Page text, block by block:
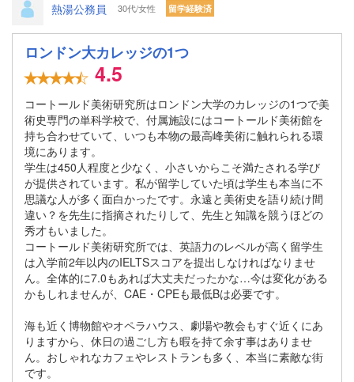
熱湯公務員 30代/女性 留学経験済
ロンドン大カレッジの1つ
4.5
コートールド美術研究所はロンドン大学のカレッジの1つで美
術史専門の単科学校で、付属施設にはコートールド美術館を
持ち合わせていて、いつも本物の最高峰美術に触れられる環
境にあります。
学生は450人程度と少なく、小さいからこそ満たされる学び
が提供されています。私が留学していた頃は学生も本当に不
思議な人が多く面白かったです。永遠と美術史を語り続け間
違い？を先生に指摘されたりして、先生と知識を競うほどの
秀才もいました。
コートールド美術研究所では、英語力のレベルが高く留学生
は入学前2年以内のIELTSスコアを提出しなければなりませ
ん。全体的に7.0もあれば大丈夫だったかな…今は変化がある
かもしれませんが、CAE・CPEも最低Bは必要です。
海も近く博物館やオペラハウス、劇場や教会もすぐ近くにあ
りますから、休日の過ごし方も暇を持て余す事はありませ
ん。おしゃれなカフェやレストランも多く、本当に素敵な街
です。